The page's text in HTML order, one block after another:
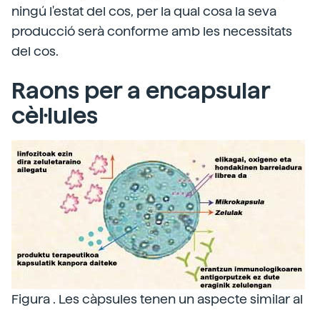
ningú l'estat del cos, per la qual cosa la seva
producció serà conforme amb les necessitats
del cos.
Raons per a encapsular
cèl·lules
Figura . Les càpsules tenen un aspecte similar al